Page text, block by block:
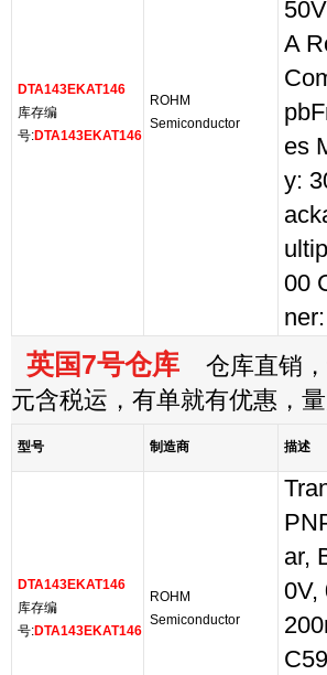
DTA143EKAT146
库存编
号:DTA143EKAT146
ROHM
Semiconductor
A
es
y:
00
英国7号仓库 仓库直销，
元含税运，有单就有优惠，
型号 制造商 描述
DTA143EKAT146
库存编
号:DTA143EKAT146
ROHM
Semiconductor
ar,
0V,